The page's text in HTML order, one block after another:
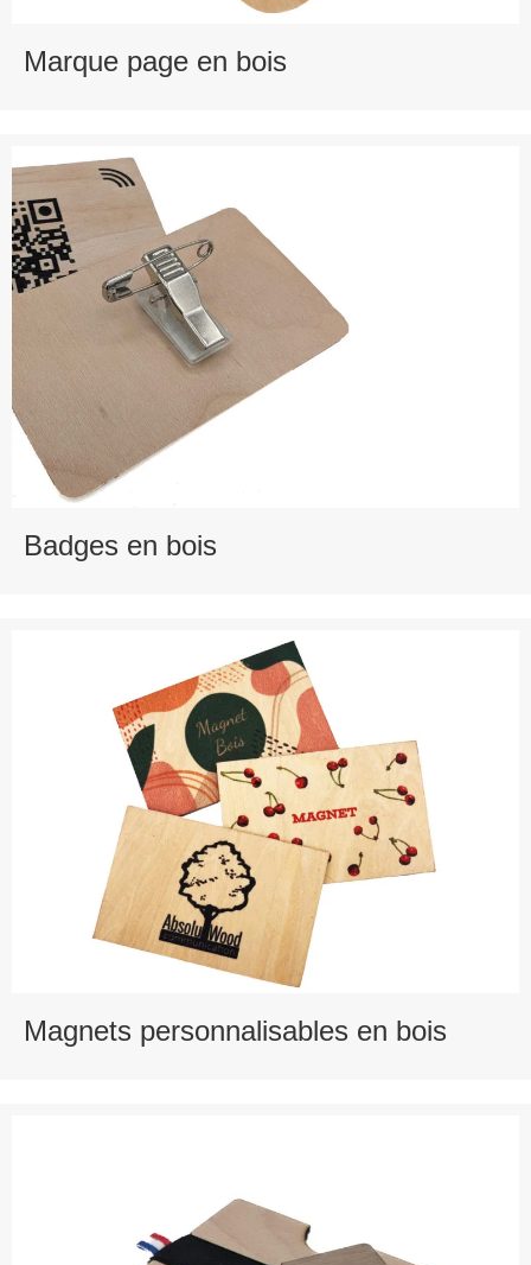
Marque page en bois
Badges en bois
Magnets personnalisables en bois